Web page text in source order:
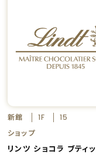
新館 1F
15
ショップ
リンツ ショコラ ブティ